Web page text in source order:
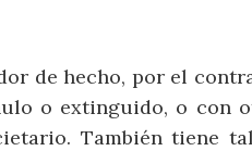
de hecho, por el
o extinguido, o con
También tiene